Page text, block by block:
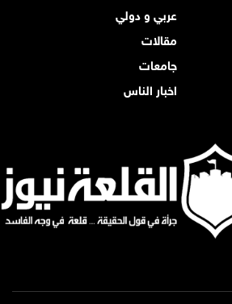
عربي و دولي
مقالات
جامعات
اخبار الناس